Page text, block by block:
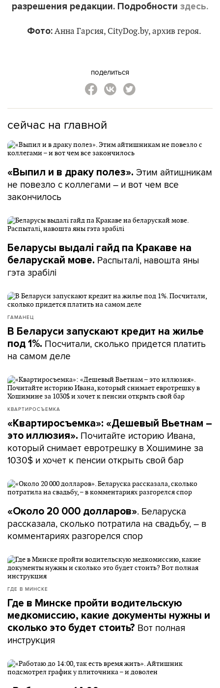
разрешения редакции. Подробности здесь.
Фото: Анна Гарсия, CityDog.by, архив героя.
поделиться
сейчас на главной
«Выпил и в драку полез». Этим айтишникам
не повезло с коллегами – и вот чем все
закончилось
Беларусы выдалі гайд па Кракаве на
беларускай мове. Распыталі, навошта яны
гэта зрабілі
ГАМАНЕЦ
В Беларуси запускают кредит на жилье
под 1%. Посчитали, сколько придется платить
на самом деле
КВАРТИРОСЪЕМКА
«Квартиросъемка»: «Дешевый Вьетнам –
это иллюзия». Почитайте историю Ивана,
который снимает евротрешку в Хошимине за
1030$ и хочет к пенсии открыть свой бар
«Около 20 000 долларов». Беларуска
рассказала, сколько потратила на свадьбу, – в
комментариях разгорелся спор
ГДЕ В МИНСКЕ
Где в Минске пройти водительскую
медкомиссию, какие документы нужны и
сколько это будет стоить? Вот полная
инструкция